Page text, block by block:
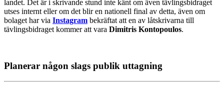
landet. Det är i skrivande stund inte känt om även tävlingsbidraget
utses internt eller om det blir en nationell final av detta, även om
bolaget har via Instagram bekräftat att en av låtskrivarna till
tävlingsbidraget kommer att vara Dimitris Kontopoulos.
Planerar någon slags publik uttagning